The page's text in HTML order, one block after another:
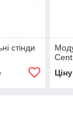
стінди